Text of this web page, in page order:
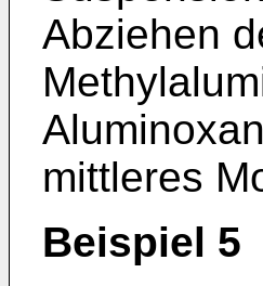
Abziehen
mittleres
Beispiel 5